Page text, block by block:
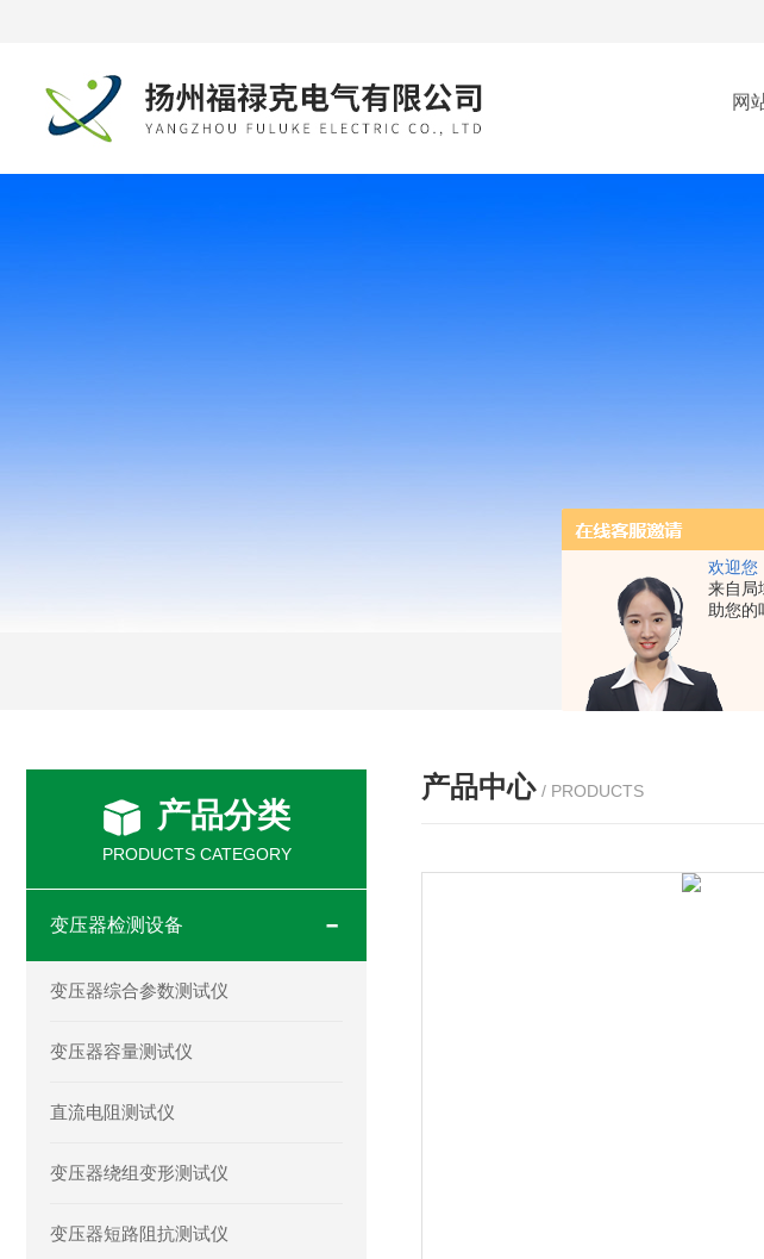
欢迎您
来自局
助您的
网
产品分类
PRODUCTS CATEGORY
变压器检测设备
变压器综合参数测试仪
变压器容量测试仪
直流电阻测试仪
变压器绕组变形测试仪
变压器短路阻抗测试仪
产品中心 / PRODUCTS